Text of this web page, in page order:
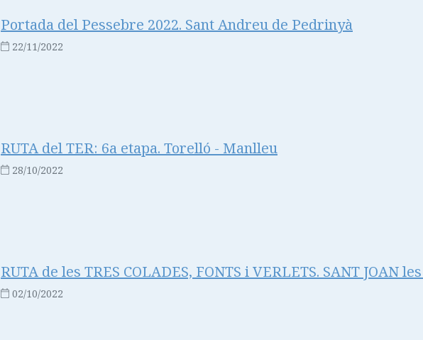
Portada del Pessebre 2022. Sant Andreu de Pedrinyà
22/11/2022
RUTA del TER: 6a etapa. Torelló - Manlleu
28/10/2022
RUTA de les TRES COLADES, FONTS i VERLETS. SANT JOAN
02/10/2022